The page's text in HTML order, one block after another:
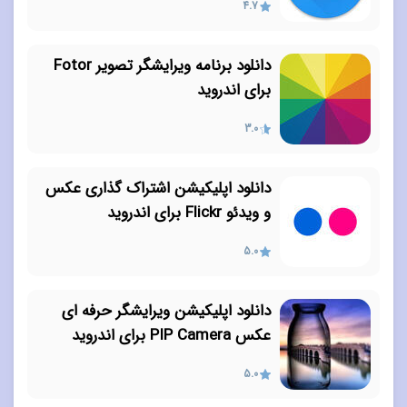
4.7
دانلود برنامه ویرایشگر تصویر Fotor
برای اندروید
3.0
دانلود اپلیکیشن اشتراک گذاری عکس
و ویدئو Flickr برای اندروید
5.0
دانلود اپلیکیشن ویرایشگر حرفه ای
عکس PIP Camera برای اندروید
5.0